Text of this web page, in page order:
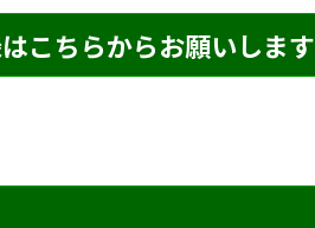
こちらからお願いします